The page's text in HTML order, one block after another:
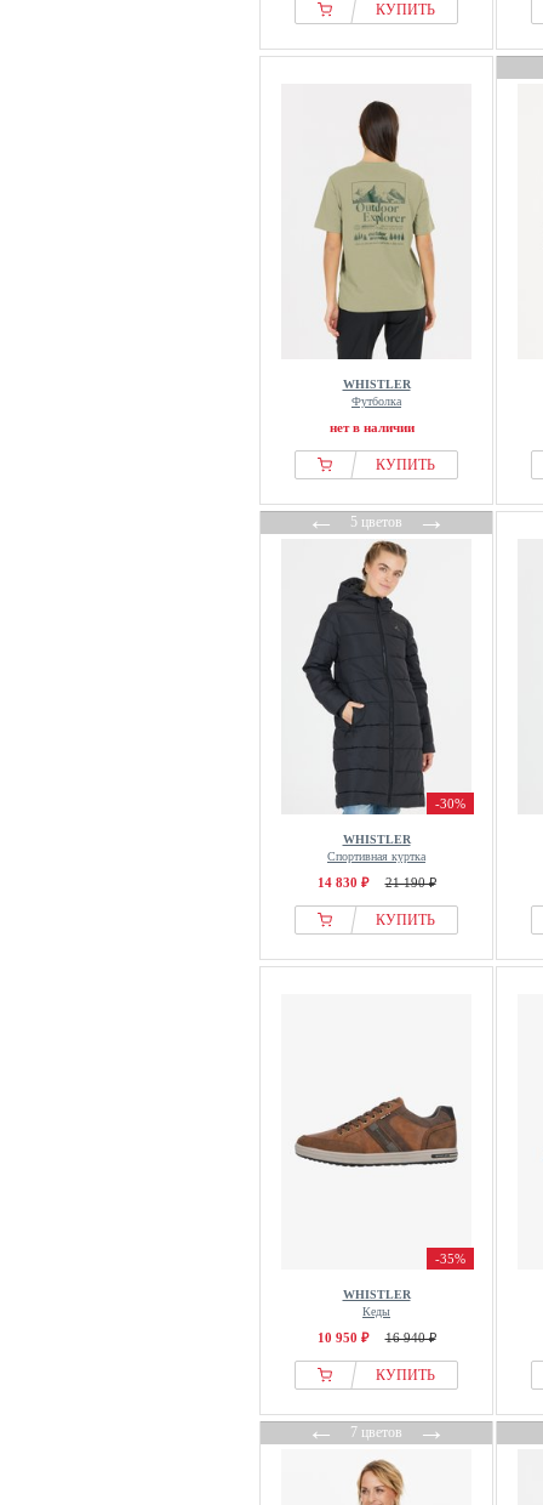
КУПИТЬ
WHISTLER
Футболка
нет в наличии
КУПИТЬ
←5 цветов→
-30%
WHISTLER
Спортивная куртка
14 830 ₽ 21 190 ₽
КУПИТЬ
-35%
WHISTLER
Кеды
10 950 ₽ 16 940 ₽
КУПИТЬ
←7 цветов→